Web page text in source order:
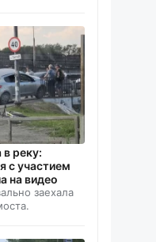
в реку:
с участием
на видео
заехала